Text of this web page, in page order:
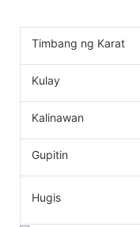
Timbang ng Karat
Kulay
Kalinawan
Gupitin
Hugis